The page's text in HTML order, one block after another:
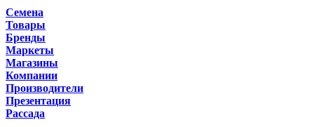
Семена
Товары
Бренды
Маркеты
Магазины
Компании
Производители
Презентация
Рассада